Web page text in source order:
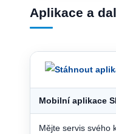
Aplikace a
Mobilní aplikace
Mějte servis svého